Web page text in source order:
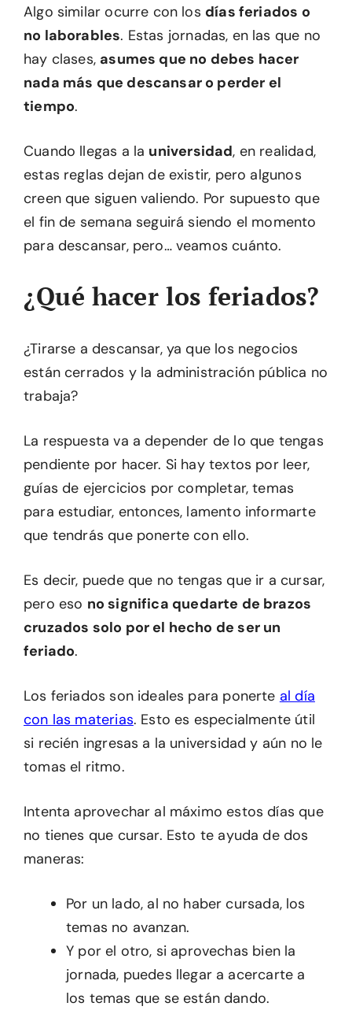
Algo similar ocurre con los días feriados o
no laborables. Estas jornadas, en las que no
hay clases, asumes que no debes hacer
nada más que descansar o perder el
tiempo.
Cuando llegas a la universidad, en realidad,
estas reglas dejan de existir, pero algunos
creen que siguen valiendo. Por supuesto que
el fin de semana seguirá siendo el momento
para descansar, pero… veamos cuánto.
¿Qué hacer los feriados?
¿Tirarse a descansar, ya que los negocios
están cerrados y la administración pública no
trabaja?
La respuesta va a depender de lo que tengas
pendiente por hacer. Si hay textos por leer,
guías de ejercicios por completar, temas
para estudiar, entonces, lamento informarte
que tendrás que ponerte con ello.
Es decir, puede que no tengas que ir a cursar,
pero eso no significa quedarte de brazos
cruzados solo por el hecho de ser un
feriado.
Los feriados son ideales para ponerte al día
con las materias. Esto es especialmente útil
si recién ingresas a la universidad y aún no le
tomas el ritmo.
Intenta aprovechar al máximo estos días que
no tienes que cursar. Esto te ayuda de dos
maneras:
Por un lado, al no haber cursada, los
temas no avanzan.
Y por el otro, si aprovechas bien la
jornada, puedes llegar a acercarte a
los temas que se están dando.